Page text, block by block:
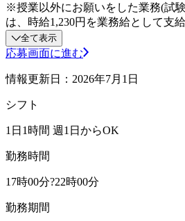
※授業以外にお願いをした業務(試
は、時給1,230円を業務給として支
全て表示
応募画面に進む
情報更新日：2026年7月1日
シフト
1日1時間 週1日からOK
勤務時間
17時00分?22時00分
勤務期間